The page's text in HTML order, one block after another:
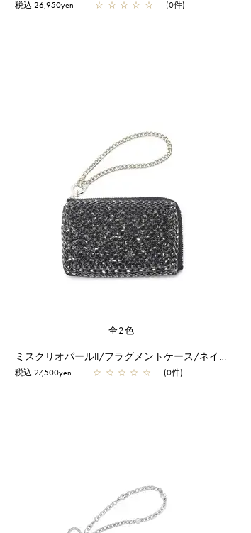
税込 26,950yen ☆ ☆ ☆ ☆ ☆ (0件)
全2色
ミスクリオパールII/フラグメントケース/ネイビー
税込 27,500yen ☆ ☆ ☆ ☆ ☆ (0件)